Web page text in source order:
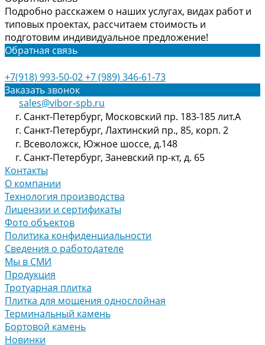
Подробно расскажем о наших услугах, видах работ и
типовых проектах, рассчитаем стоимость и
подготовим индивидуальное предложение!
Обратная связь
+7(918) 993-50-02+7 (989) 346-61-73
Заказать звонок
sales@vibor-spb.ru
г. Санкт-Петербург, Московский пр. 183-185 лит.А
г. Санкт-Петербург, Лахтинский пр., 85, корп. 2
г. Всеволожск, Южное шоссе, д.148
г. Санкт-Петербург, Заневский пр-кт, д. 65
Контакты
О компании
Технология производства
Лицензии и сертификаты
Фото объектов
Политика конфиденциальности
Сведения о работодателе
Мы в СМИ
Продукция
Тротуарная плитка
Плитка для мощения однослойная
Терминальный камень
Бортовой камень
Новинки